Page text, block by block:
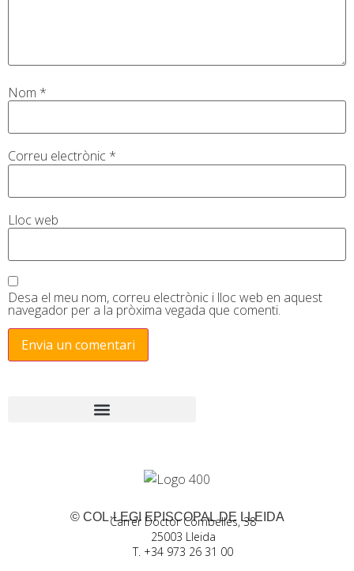
Nom *
Correu electrònic *
Lloc web
Desa el meu nom, correu electrònic i lloc web en aquest
navegador per a la pròxima vegada que comenti.
© COL·LEGI EPISCOPAL DE LLEIDA
Carrer Doctor Combelles, 38
25003 Lleida
T. +34 973 26 31 00